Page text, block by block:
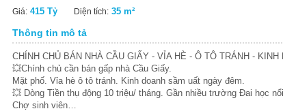
Giá: 415 Tỷ Diện tích: 35 m²
Thông tin mô tả
CHÍNH CHỦ BÁN NHÀ CẦU GIẤY - VỈA HÈ - Ô TÔ TRÁNH -
💥Chính chủ cần bán gấp nhà Cầu Giấy.
Mặt phố. Vỉa hè ô tô tránh. Kinh doanh sầm uất ngày đêm.
💥 Dòng Tiền thụ động 10 triệu/ tháng. Gần nhiều trường Đai học
Chợ sinh viên…